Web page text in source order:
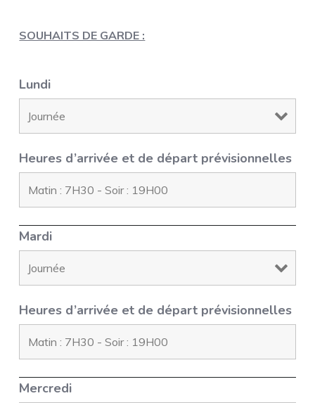
SOUHAITS DE GARDE :
Lundi
Heures d’arrivée et de départ prévisionnelles
Mardi
Heures d’arrivée et de départ prévisionnelles
Mercredi